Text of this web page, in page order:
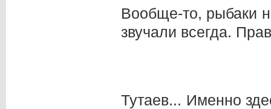
Вообще-то, рыбаки
звучали всегда.
Тутаев... Именно